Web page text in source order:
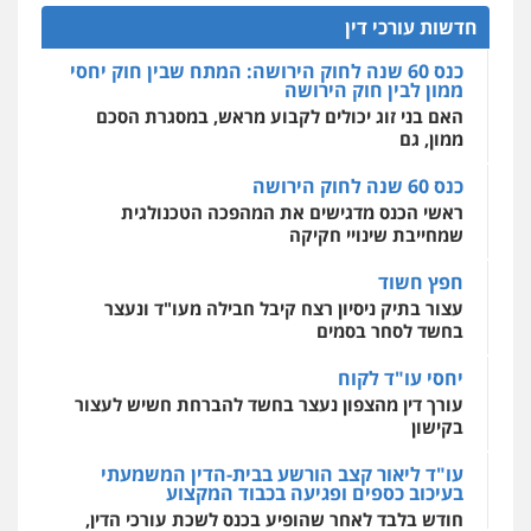
אחסון אתרים
מהירות הגנה גיבוי תמיכה שירותים
מקצועיים לעורכי דין
מרכז התחלה חדשה
אסירים עבירות מין שירותים מקצועיים
לעורכי דין
חדשות עורכי דין
כוונת רווח
כנס 60 שנה לחוק הירושה: המתח שבין חוק יחסי
ממון לבין חוק הירושה
האם בני זוג יכולים לקבוע מראש, במסגרת הסכם
ממון, גם
כנס 60 שנה לחוק הירושה
ראשי הכנס מדגישים את המהפכה הטכנולגית
שמחייבת שינויי חקיקה
חפץ חשוד
עצור בתיק ניסיון רצח קיבל חבילה מעו"ד ונעצר
בחשד לסחר בסמים
יחסי עו"ד לקוח
עורך דין מהצפון נעצר בחשד להברחת חשיש לעצור
בקישון
עו"ד ליאור קצב הורשע בבית-הדין המשמעתי
בעיכוב כספים ופגיעה בכבוד המקצוע
חודש בלבד לאחר שהופיע בכנס לשכת עורכי הדין,